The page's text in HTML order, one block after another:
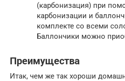
(карбонизация) при
карбонизации и
комплекте со всеми
Баллончики можно
Преимущества
Итак, чем же так хороши